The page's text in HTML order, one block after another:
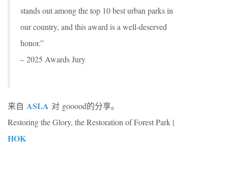
stands out among the top 10 best urban parks in
our country, and this award is a well-deserved
honor.”
– 2025 Awards Jury
来自 ASLA 对 gooood的分享。
Restoring the Glory, the Restoration of Forest Park |
HOK